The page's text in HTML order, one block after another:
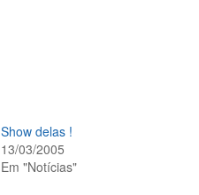
Show delas !
13/03/2005
Em "Notícias"